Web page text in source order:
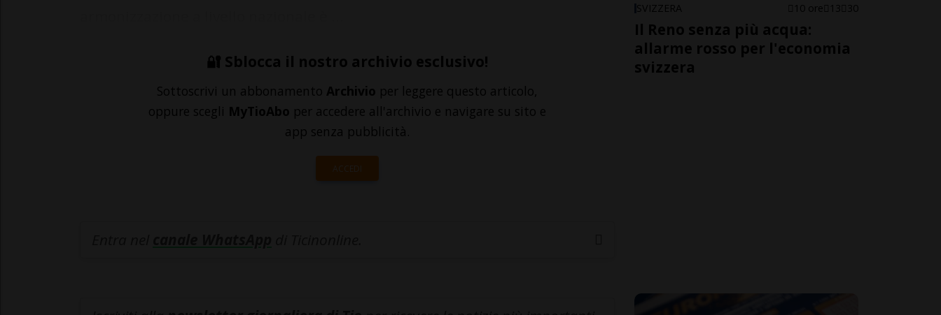
🔐 Sblocca il nostro archivio esclusivo!
Sottoscrivi un abbonamento Archivio per leggere questo articolo,
oppure scegli MyTioAbo per accedere all'archivio e navigare su sito e
app senza pubblicità.
ACCEDI
SVIZZERA 10 ore 13 30
Il Reno senza più acqua:
allarme rosso per l'economia
svizzera